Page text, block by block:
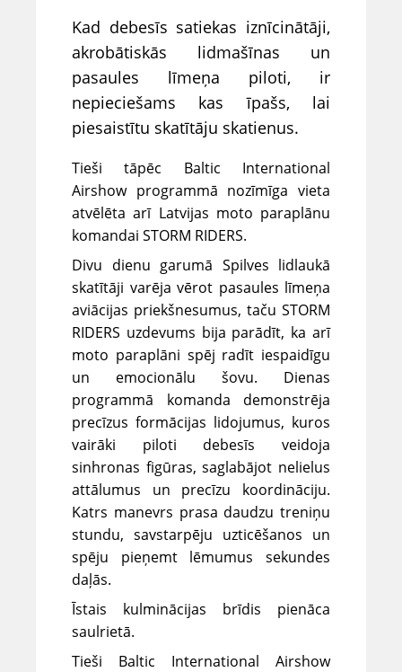
Kad debesīs satiekas iznīcinātāji,
akrobātiskās lidmašīnas un
pasaules līmeņa piloti, ir
nepieciešams kas īpašs, lai
piesaistītu skatītāju skatienus.
Tieši tāpēc Baltic International
Airshow programmā nozīmīga vieta
atvēlēta arī Latvijas moto paraplānu
komandai STORM RIDERS.
Divu dienu garumā Spilves lidlaukā
skatītāji varēja vērot pasaules līmeņa
aviācijas priekšnesumus, taču STORM
RIDERS uzdevums bija parādīt, ka arī
moto paraplāni spēj radīt iespaidīgu
un emocionālu šovu. Dienas
programmā komanda demonstrēja
precīzus formācijas lidojumus, kuros
vairāki piloti debesīs veidoja
sinhronas figūras, saglabājot nelielus
attālumus un precīzu koordināciju.
Katrs manevrs prasa daudzu treniņu
stundu, savstarpēju uzticēšanos un
spēju pieņemt lēmumus sekundes
daļās.
Īstais kulminācijas brīdis pienāca
saulrietā.
Tieši Baltic International Airshow